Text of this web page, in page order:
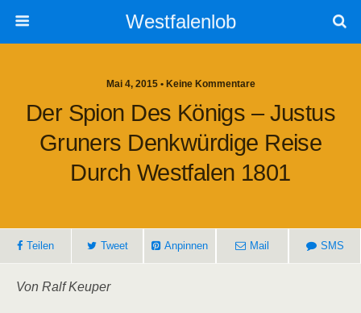
Westfalenlob
Mai 4, 2015 • Keine Kommentare
Der Spion Des Königs – Justus
Gruners Denkwürdige Reise
Durch Westfalen 1801
Teilen Tweet Anpinnen Mail SMS
Von Ralf Keuper